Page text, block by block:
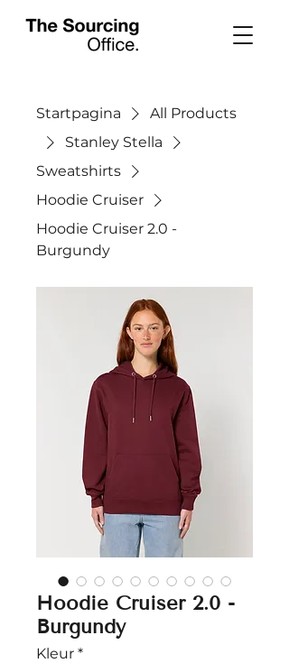
Startpagina
All Products
Stanley Stella
Sweatshirts
Hoodie Cruiser
Hoodie Cruiser 2.0 -
Burgundy
Hoodie Cruiser 2.0 -
Burgundy
Kleur *